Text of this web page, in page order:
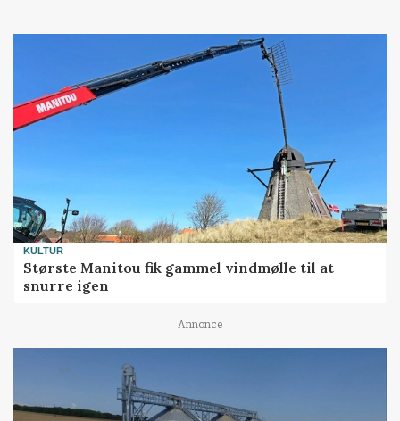
KULTUR
Største Manitou fik gammel vindmølle til at
snurre igen
Annonce